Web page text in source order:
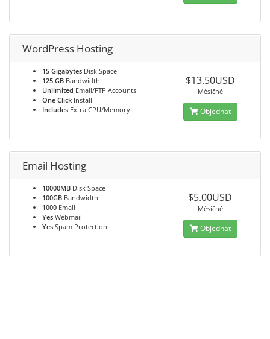
WordPress Hosting
15 Gigabytes Disk Space
125 GB Bandwidth
Unlimited Email/FTP Accounts
One Click Install
Includes Extra CPU/Memory
$13.50USD
Měsíčně
Objednat
Email Hosting
10000MB Disk Space
100GB Bandwidth
1000 Email
Yes Webmail
Yes Spam Protection
$5.00USD
Měsíčně
Objednat